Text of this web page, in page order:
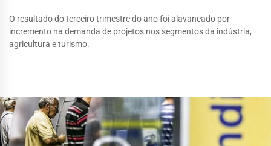
O resultado do terceiro trimestre do ano foi alavancado por
incremento na demanda de projetos nos segmentos da indústria,
agricultura e turismo.